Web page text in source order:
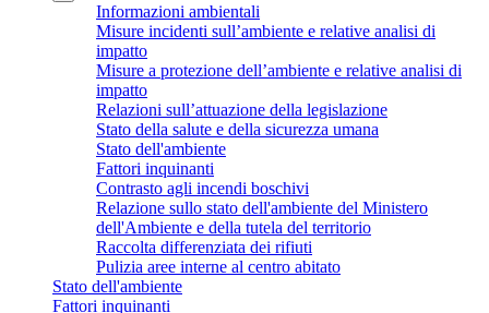
Informazioni ambientali
Misure incidenti sull’ambiente e relative analisi di
impatto
Misure a protezione dell’ambiente e relative analisi di
impatto
Relazioni sull’attuazione della legislazione
Stato della salute e della sicurezza umana
Stato dell'ambiente
Fattori inquinanti
Contrasto agli incendi boschivi
Relazione sullo stato dell'ambiente del Ministero
dell'Ambiente e della tutela del territorio
Raccolta differenziata dei rifiuti
Pulizia aree interne al centro abitato
Stato dell'ambiente
Fattori inquinanti